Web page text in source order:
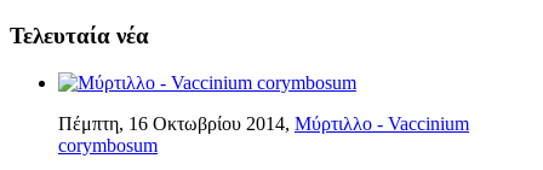
Τελευταία νέα
Πέμπτη, 16 Οκτωβρίου 2014, Μύρτιλλο - Vaccinium
corymbosum